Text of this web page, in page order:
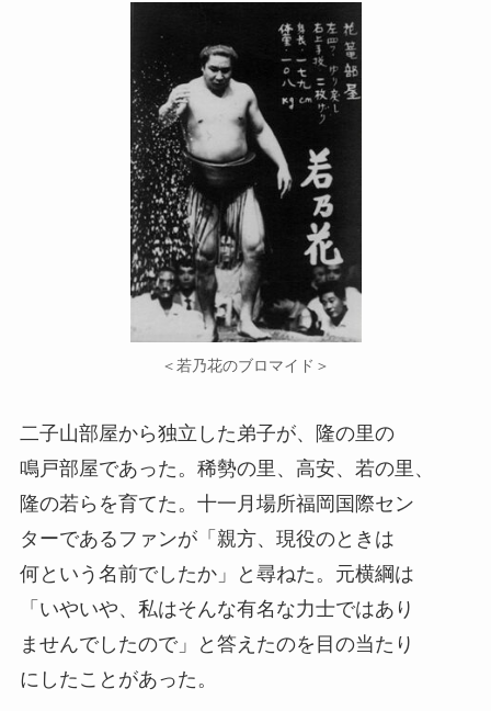
＜若乃花のブロマイド＞
二子山部屋から独立した弟子が、隆の里の
鳴戸部屋であった。稀勢の里、高安、若の里、
隆の若らを育てた。十一月場所福岡国際セン
ターであるファンが「親方、現役のときは
何という名前でしたか」と尋ねた。元横綱は
「いやいや、私はそんな有名な力士ではあり
ませんでしたので」と答えたのを目の当たり
にしたことがあった。